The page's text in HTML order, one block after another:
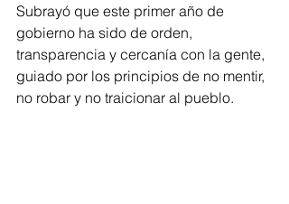
Subrayó que este primer año de
gobierno ha sido de orden,
transparencia y cercanía con la gente,
guiado por los principios de no mentir,
no robar y no traicionar al pueblo.